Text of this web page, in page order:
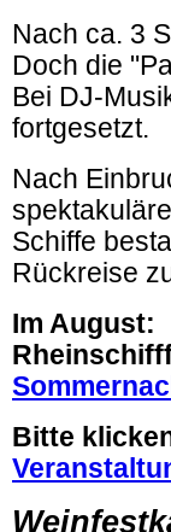
Nach ca. 3
Doch die
Bei DJ-
fortgesetzt.
Nach
Schiffe
Rückreise
Im August:
Bitte